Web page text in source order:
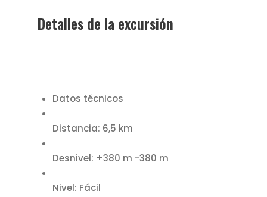
Detalles de la excursión
Datos técnicos
Distancia: 6,5 km
Desnivel: +380 m -380 m
Nivel: Fácil